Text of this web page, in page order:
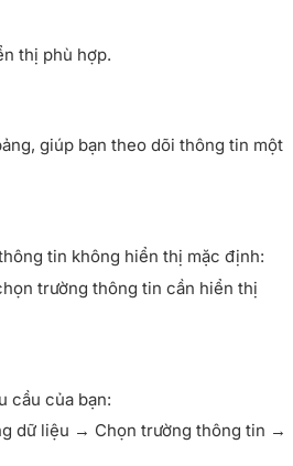
thị phù hợp.
giúp bạn theo dõi thông tin một
tin không hiển thị mặc định:
trường thông tin cần hiển thị
cầu của bạn:
dữ liệu → Chọn trường thông tin →